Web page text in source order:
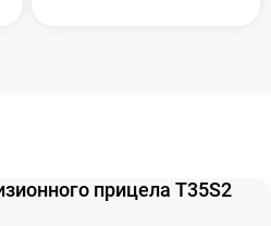
прицела T35S2